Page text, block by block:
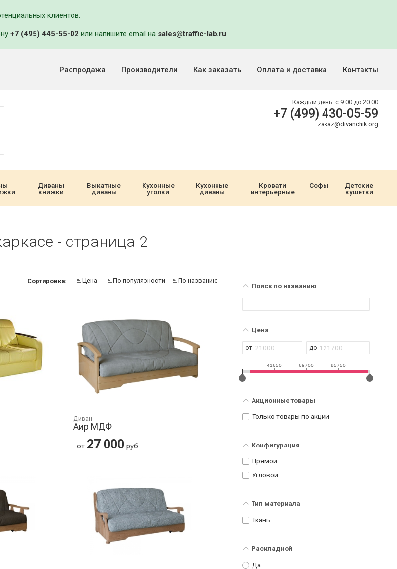
клиентов.
+7 (495) 445-55-02 или напишите email на sales@traffic-lab.ru.
Распродажа Производители Как заказать Оплата и доставка Контакты
Каждый день: с 9:00 до 20:00
+7 (499) 430-05-59
zakaz@divanchik.org
Диваны
книжки
Выкатные
диваны
Кухонные
уголки
Кухонные
диваны
Кровати
интерьерные
Софы
Детские
кушетки
- страница 2
Поиск по названию
Цена
41650 68700 95750
Акционные товары
Только товары по акции
Конфигурация
Прямой
Угловой
Тип материала
Ткань
Раскладной
Да
Сортировка: Цена По популярности По названию
Диван
Аир МДФ
от 27 000 руб.